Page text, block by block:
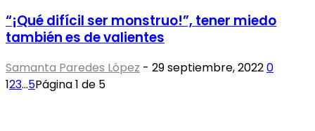
“¡Qué difícil ser monstruo!”, tener miedo
también es de valientes
Samanta Paredes López - 29 septiembre, 20220
123...5Página 1 de 5